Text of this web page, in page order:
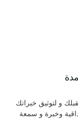
و لتوثيق خبراتك
وخبرة و سمعة